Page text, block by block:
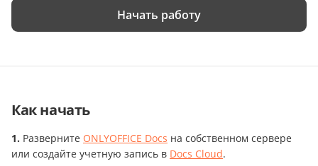
Начать работу
Как начать
Разверните ONLYOFFICE Docs на собственном сервере
или создайте учетную запись в Docs Cloud.